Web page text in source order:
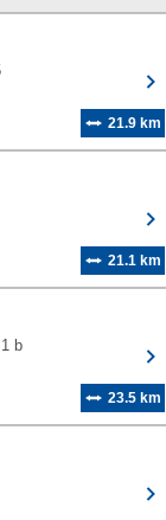
21.9 km
21.1 km
b
23.5 km